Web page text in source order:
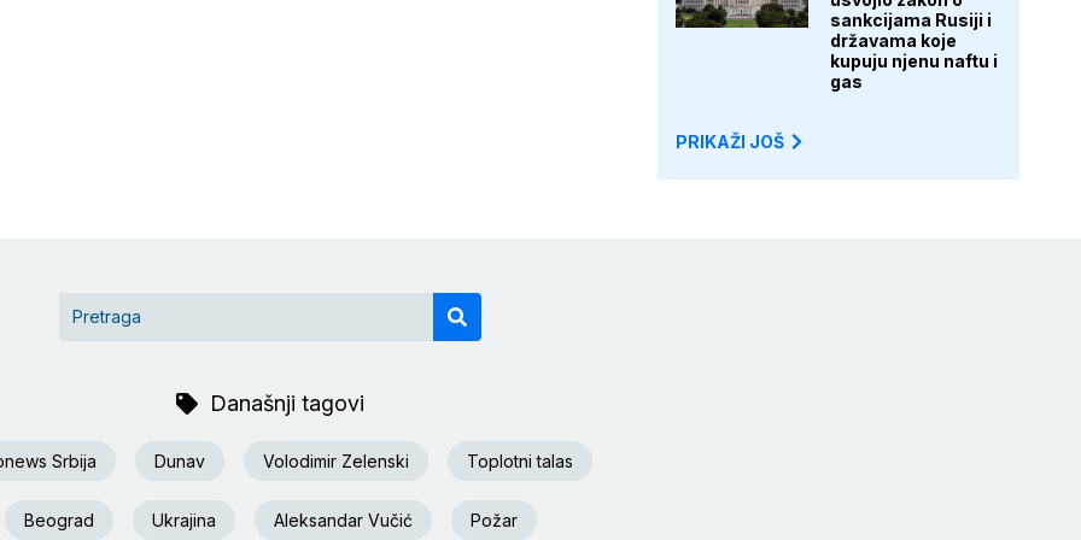
sankcijama Rusiji i
državama koje
kupuju njenu naftu i
gas
PRIKAŽI JOŠ
Današnji tagovi
Srbija Dunav Volodimir Zelenski Toplotni talas
Beograd Ukrajina Aleksandar Vučić Požar